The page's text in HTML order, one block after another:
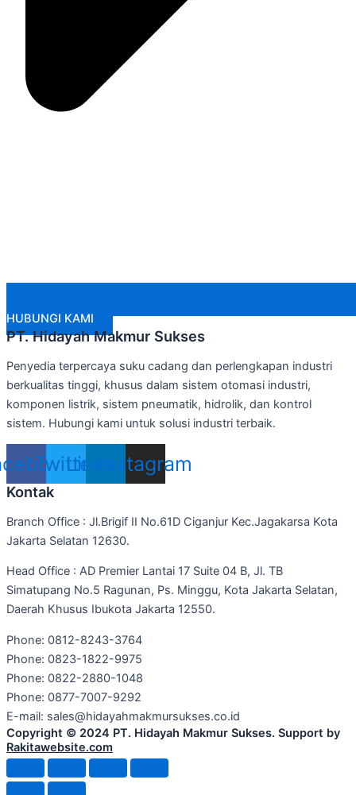
HUBUNGI KAMI
PT. Hidayah Makmur Sukses
Penyedia terpercaya suku cadang dan perlengkapan industri
berkualitas tinggi, khusus dalam sistem otomasi industri,
komponen listrik, sistem pneumatik, hidrolik, dan kontrol
sistem. Hubungi kami untuk solusi industri terbaik.
TwitterLinkedin
Instagram
Kontak
Branch Office : Jl.Brigif II No.61D Ciganjur Kec.Jagakarsa Kota
Jakarta Selatan 12630.
Head Office : AD Premier Lantai 17 Suite 04 B, Jl. TB
Simatupang No.5 Ragunan, Ps. Minggu, Kota Jakarta Selatan,
Daerah Khusus Ibukota Jakarta 12550.
Phone: 0812-8243-3764
Phone: 0823-1822-9975
Phone: 0822-2880-1048
Phone: 0877-7007-9292
E-mail: sales@hidayahmakmursukses.co.id
Copyright © 2024 PT. Hidayah Makmur Sukses. Support by
Rakitawebsite.com